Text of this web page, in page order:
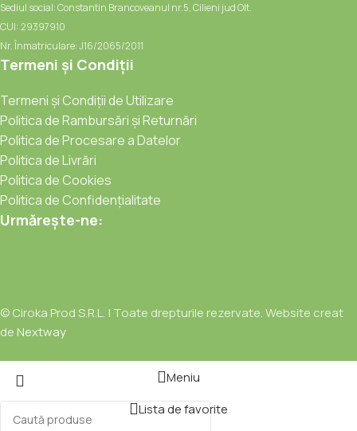
Sediul social: Constantin Brancoveanul nr.5, Cilieni jud Olt.
CUI: 29397910
Nr. Înmatriculare: J16/2065/2011
Termeni și Condiții
Termeni și Condiții de Utilizare
Politica de Rambursări și Returnări
Politica de Procesare a Datelor
Politica de Livrări
Politica de Cookies
Politica de Confidențialitate
Urmărește-ne:
© Ciroka Prod S.R.L. | Toate drepturile rezervate. Website creat
de Nextway
Meniu
Lista de favorite